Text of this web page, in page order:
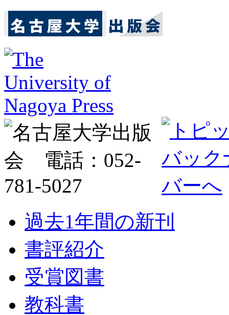
過去1年間の新刊
書評紹介
受賞図書
教科書